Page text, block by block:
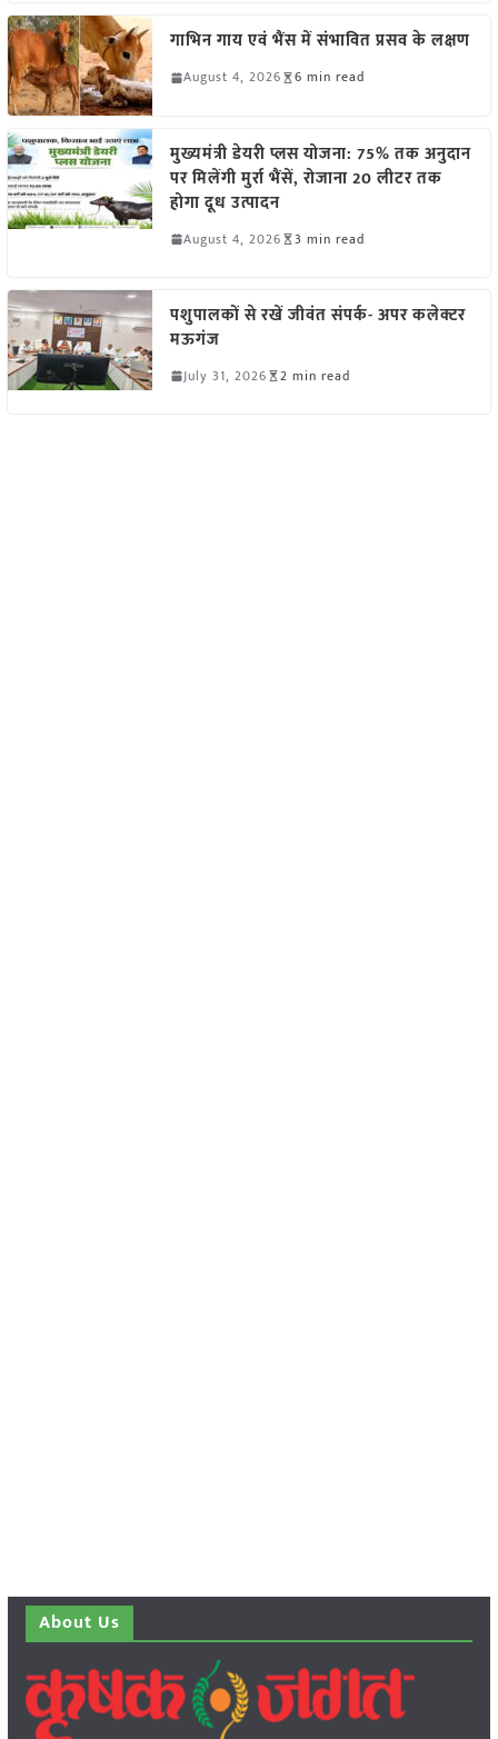
गाभिन गाय एवं भैंस में संभावित प्रसव के लक्षण
August 4, 2026 6 min read
मुख्यमंत्री डेयरी प्लस योजना: 75% तक अनुदान
पर मिलेंगी मुर्रा भैंसें, रोजाना 20 लीटर तक
होगा दूध उत्पादन
August 4, 2026 3 min read
पशुपालकों से रखें जीवंत संपर्क- अपर कलेक्टर
मऊगंज
July 31, 2026 2 min read
About Us